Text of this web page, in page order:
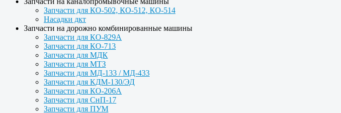
Запчасти для КО-502, КО-512, КО-514
Насадки дкт
Запчасти на дорожно комбинированные машины
Запчасти для КО-829А
Запчасти для КО-713
Запчасти для МДК
Запчасти для МТЗ
Запчасти для МД-133 / МД-433
Запчасти для КДМ-130/ЭД
Запчасти для КО-206А
Запчасти для СнП-17
Запчасти для ПУМ